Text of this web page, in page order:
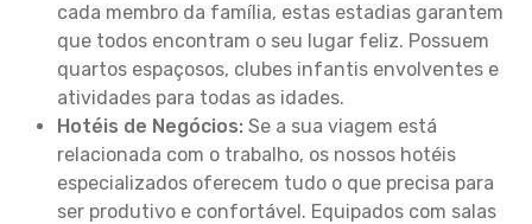
cada membro da família, estas estadias garantem
que todos encontram o seu lugar feliz. Possuem
quartos espaçosos, clubes infantis envolventes e
atividades para todas as idades.
Hotéis de Negócios: Se a sua viagem está
relacionada com o trabalho, os nossos hotéis
especializados oferecem tudo o que precisa para
ser produtivo e confortável. Equipados com salas